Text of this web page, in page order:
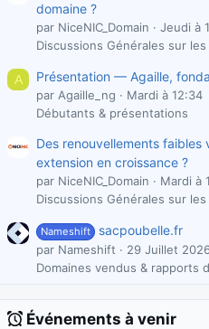
domaine ?
par NiceNIC_Domain
Jeudi à
Discussions Générales sur
A Présentation — Agaille,
par Agaille_ng
Mardi à 12:34
Débutants & présentations
Des renouvellements
extension en croissance ?
par NiceNIC_Domain
Mardi à
Discussions Générales sur
Nameshift sacpoubelle.fr
par Nameshift
29 Juillet
Domaines vendus & rapports
Événements à venir